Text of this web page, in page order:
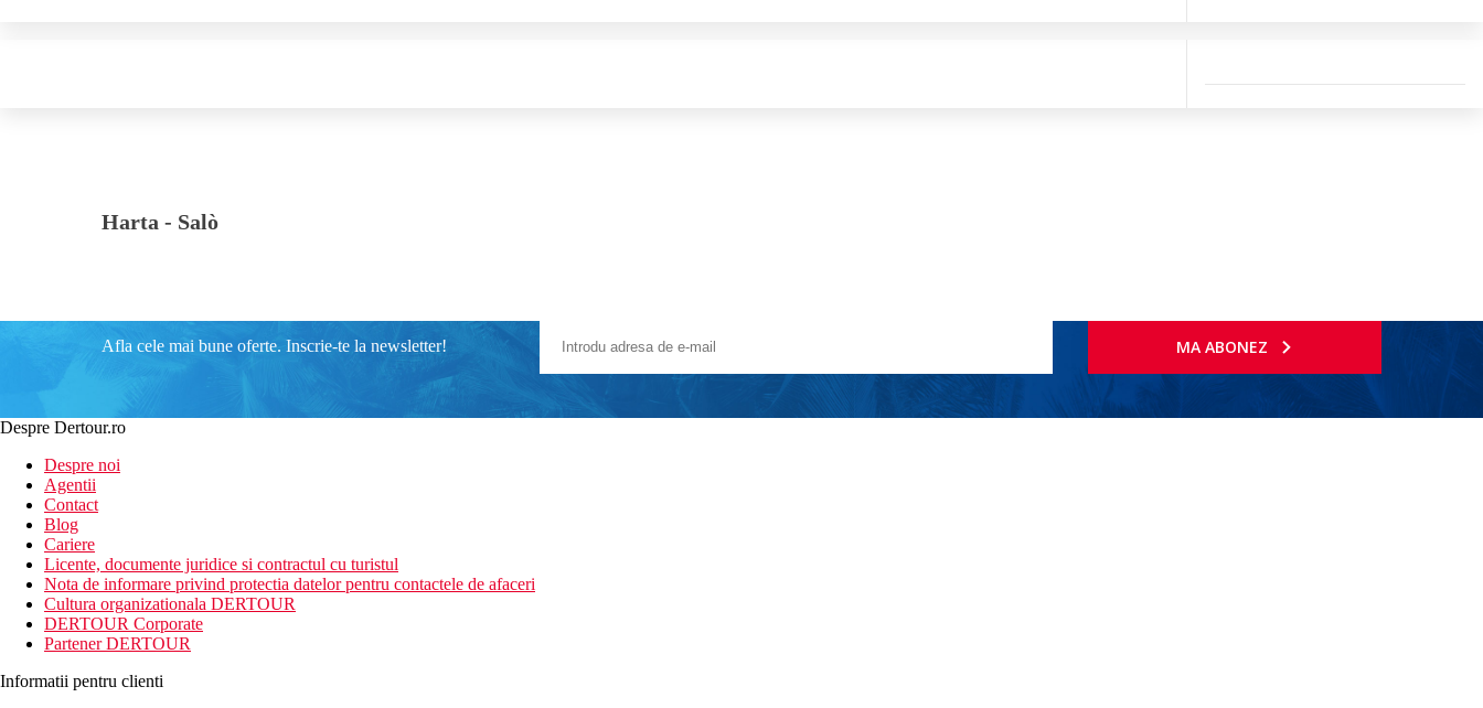
Harta - Salò
Afla cele mai bune oferte. Inscrie-te la newsletter! MA ABONEZ
Despre Dertour.ro
Despre noi
Agentii
Contact
Blog
Cariere
Licente, documente juridice si contractul cu turistul
Nota de informare privind protectia datelor pentru contactele de afaceri
Cultura organizationala DERTOUR
DERTOUR Corporate
Partener DERTOUR
Informatii pentru clienti